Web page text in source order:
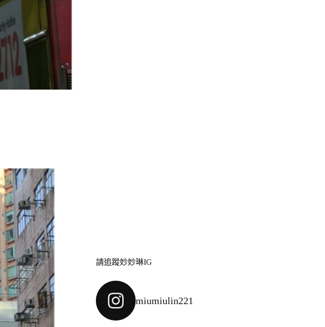
請追蹤妙妙琳IG
miumiulin221